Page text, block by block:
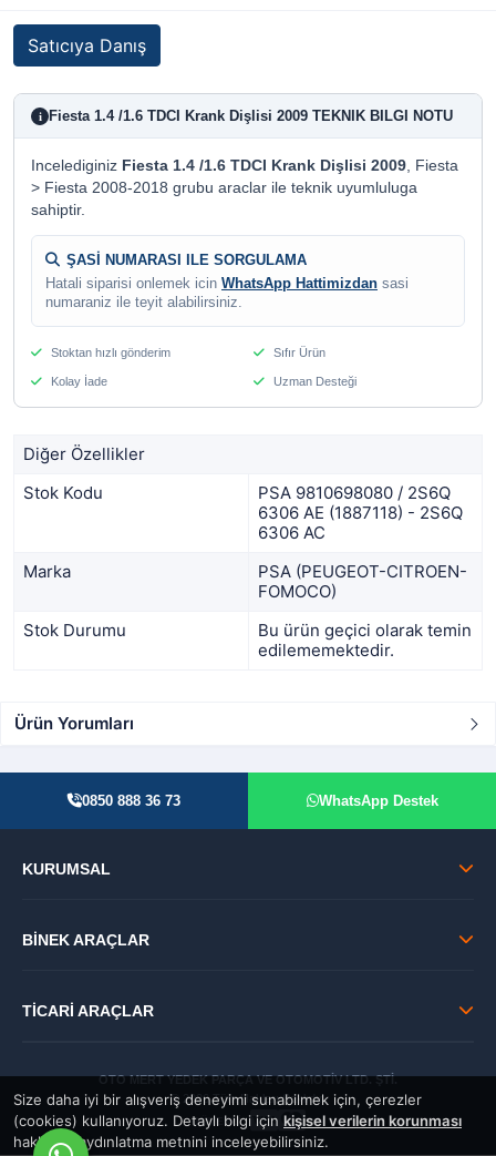
Size daha iyi bir alışveriş deneyimi sunabilmek için, çerezler
(cookies) kullanıyoruz. Detaylı bilgi için kişisel verilerin korunması
hakkında aydınlatma metnini inceleyebilirsiniz.
Satıcıya Danış
i Fiesta 1.4 /1.6 TDCI Krank Dişlisi 2009 TEKNIK BILGI NOTU
Incelediginiz Fiesta 1.4 /1.6 TDCI Krank Dişlisi 2009, Fiesta
> Fiesta 2008-2018 grubu araclar ile teknik uyumluluga
sahiptir.
ŞASİ NUMARASI ILE SORGULAMA
Hatali siparisi onlemek icin WhatsApp Hattimizdan sasi
numaraniz ile teyit alabilirsiniz.
Stoktan hızlı gönderim Sıfır Ürün
Kolay İade Uzman Desteği
Diğer Özellikler
Stok Kodu
PSA 9810698080 / 2S6Q
6306 AE (1887118) - 2S6Q
6306 AC
Marka
PSA (PEUGEOT-CITROEN-
FOMOCO)
Stok Durumu
Bu ürün geçici olarak temin
edilememektedir.
Ürün Yorumları
0850 888 36 73 WhatsApp Destek
KURUMSAL
BİNEK ARAÇLAR
TİCARİ ARAÇLAR
OTO MERT YEDEK PARÇA VE OTOMOTİV LTD. ŞTİ.
© 2026 Tüm Hakları Saklıdır.
GÜVENLİ: